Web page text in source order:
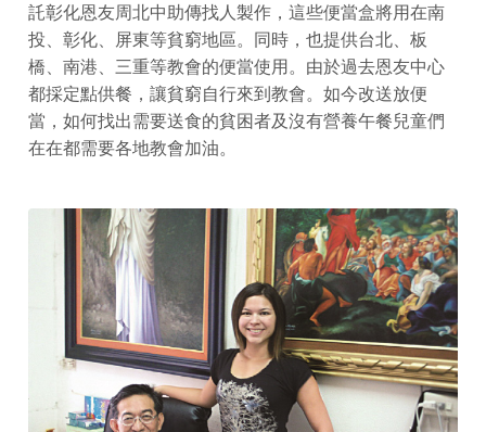
託彰化恩友周北中助傳找人製作，這些便當盒將用在南
投、彰化、屏東等貧窮地區。同時，也提供台北、板
橋、南港、三重等教會的便當使用。由於過去恩友中心
都採定點供餐，讓貧窮自行來到教會。如今改送放便
當，如何找出需要送食的貧困者及沒有營養午餐兒童們
在在都需要各地教會加油。